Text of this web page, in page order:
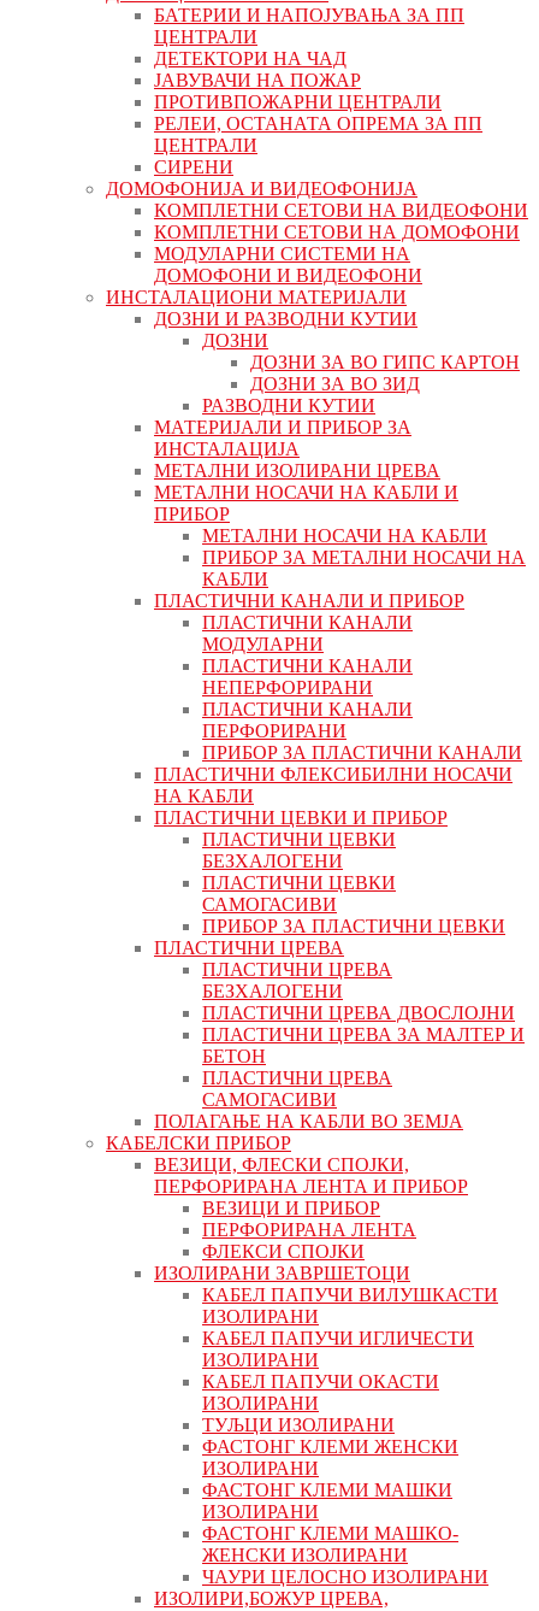
БАТЕРИИ И НАПОЈУВАЊА ЗА ПП
ЦЕНТРАЛИ
ДЕТЕКТОРИ НА ЧАД
ЈАВУВАЧИ НА ПОЖАР
ПРОТИВПОЖАРНИ ЦЕНТРАЛИ
РЕЛЕИ, ОСТАНАТА ОПРЕМА ЗА ПП
ЦЕНТРАЛИ
СИРЕНИ
ДОМОФОНИЈА И ВИДЕОФОНИЈА
КОМПЛЕТНИ СЕТОВИ НА ВИДЕОФОНИ
КОМПЛЕТНИ СЕТОВИ НА ДОМОФОНИ
МОДУЛАРНИ СИСТЕМИ НА
ДОМОФОНИ И ВИДЕОФОНИ
ИНСТАЛАЦИОНИ МАТЕРИЈАЛИ
ДОЗНИ И РАЗВОДНИ КУТИИ
ДОЗНИ
ДОЗНИ ЗА ВО ГИПС КАРТОН
ДОЗНИ ЗА ВО ЗИД
РАЗВОДНИ КУТИИ
МАТЕРИЈАЛИ И ПРИБОР ЗА
ИНСТАЛАЦИЈА
МЕТАЛНИ ИЗОЛИРАНИ ЦРЕВА
МЕТАЛНИ НОСАЧИ НА КАБЛИ И
ПРИБОР
МЕТАЛНИ НОСАЧИ НА КАБЛИ
ПРИБОР ЗА МЕТАЛНИ НОСАЧИ НА
КАБЛИ
ПЛАСТИЧНИ КАНАЛИ И ПРИБОР
ПЛАСТИЧНИ КАНАЛИ
МОДУЛАРНИ
ПЛАСТИЧНИ КАНАЛИ
НЕПЕРФОРИРАНИ
ПЛАСТИЧНИ КАНАЛИ
ПЕРФОРИРАНИ
ПРИБОР ЗА ПЛАСТИЧНИ КАНАЛИ
ПЛАСТИЧНИ ФЛЕКСИБИЛНИ НОСАЧИ
НА КАБЛИ
ПЛАСТИЧНИ ЦЕВКИ И ПРИБОР
ПЛАСТИЧНИ ЦЕВКИ
БЕЗХАЛОГЕНИ
ПЛАСТИЧНИ ЦЕВКИ
САМОГАСИВИ
ПРИБОР ЗА ПЛАСТИЧНИ ЦЕВКИ
ПЛАСТИЧНИ ЦРЕВА
ПЛАСТИЧНИ ЦРЕВА
БЕЗХАЛОГЕНИ
ПЛАСТИЧНИ ЦРЕВА ДВОСЛОЈНИ
ПЛАСТИЧНИ ЦРЕВА ЗА МАЛТЕР И
БЕТОН
ПЛАСТИЧНИ ЦРЕВА
САМОГАСИВИ
ПОЛАГАЊЕ НА КАБЛИ ВО ЗЕМЈА
КАБЕЛСКИ ПРИБОР
ВЕЗИЦИ, ФЛЕСКИ СПОЈКИ,
ПЕРФОРИРАНА ЛЕНТА И ПРИБОР
ВЕЗИЦИ И ПРИБОР
ПЕРФОРИРАНА ЛЕНТА
ФЛЕКСИ СПОЈКИ
ИЗОЛИРАНИ ЗАВРШЕТОЦИ
КАБЕЛ ПАПУЧИ ВИЛУШКАСТИ
ИЗОЛИРАНИ
КАБЕЛ ПАПУЧИ ИГЛИЧЕСТИ
ИЗОЛИРАНИ
КАБЕЛ ПАПУЧИ ОКАСТИ
ИЗОЛИРАНИ
ТУЉЦИ ИЗОЛИРАНИ
ФАСТОНГ КЛЕМИ ЖЕНСКИ
ИЗОЛИРАНИ
ФАСТОНГ КЛЕМИ МАШКИ
ИЗОЛИРАНИ
ФАСТОНГ КЛЕМИ МАШКO-
ЖЕНСКИ ИЗОЛИРАНИ
ЧАУРИ ЦЕЛОСНО ИЗОЛИРАНИ
ИЗОЛИРИ,БОЖУР ЦРЕВА,